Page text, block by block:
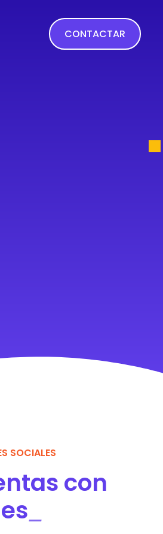
CONTACTAR
SOCIALES
con
_